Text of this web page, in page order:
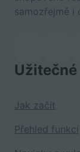
samozřejmě i
Jak začít
Přehled funkcí